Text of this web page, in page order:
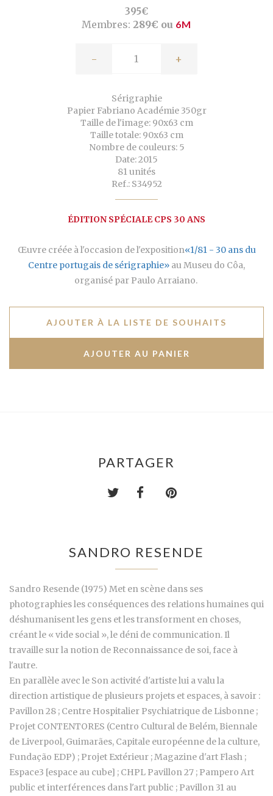
395€
Membres: 289€ ou 6M
- +
Sérigraphie
Papier Fabriano Académie 350gr
Taille de l'image: 90x63 cm
Taille totale: 90x63 cm
Nombre de couleurs: 5
Date: 2015
81 unités
Ref.: S34952
ÉDITION SPÉCIALE CPS 30 ANS
Œuvre créée à l'occasion de l'exposition«1/81 - 30 ans du
Centre portugais de sérigraphie» au Museu do Côa,
organisé par Paulo Arraiano.
AJOUTER À LA LISTE DE SOUHAITS
PARTAGER
SANDRO RESENDE
Sandro Resende (1975) Met en scène dans ses
photographies les conséquences des relations humaines qui
déshumanisent les gens et les transforment en choses,
créant le « vide social », le déni de communication. Il
travaille sur la notion de Reconnaissance de soi, face à
l'autre.
En parallèle avec le Son activité d'artiste lui a valu la
direction artistique de plusieurs projets et espaces, à savoir :
Pavillon 28 ; Centre Hospitalier Psychiatrique de Lisbonne ;
Projet CONTENTORES (Centro Cultural de Belém, Biennale
de Liverpool, Guimarães, Capitale européenne de la culture,
Fundação EDP) ; Projet Extérieur ; Magazine d'art Flash ;
Espace3 [espace au cube] ; CHPL Pavillon 27 ; Pampero Art
public et interférences dans l'art public ; Pavillon 31 au